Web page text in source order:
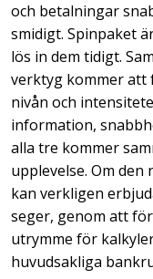
och betalningar
smidigt. Spinpaket
lös in dem tidigt.
verktyg kommer att
nivån och
information,
alla tre kommer
upplevelse. Om
kan verkligen
seger, genom att
utrymme för
huvudsakliga